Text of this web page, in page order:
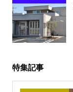
特集記事